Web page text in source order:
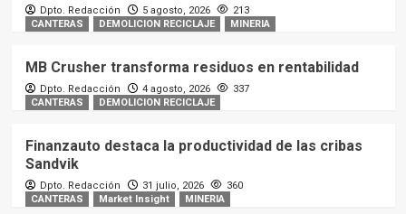
Dpto. Redacción 5 agosto, 2026
213
CANTERAS
DEMOLICION RECICLAJE MINERIA
MB Crusher transforma residuos en rentabilidad
Dpto. Redacción 4 agosto, 2026
337
CANTERAS
DEMOLICION RECICLAJE
Finanzauto destaca la productividad de las cribas
Sandvik
Dpto. Redacción 31 julio, 2026
360
CANTERAS
Market Insight MINERIA